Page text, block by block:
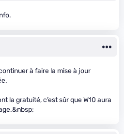
à faire la mise à jour
la gratuité, c’est sûr que W10 aura